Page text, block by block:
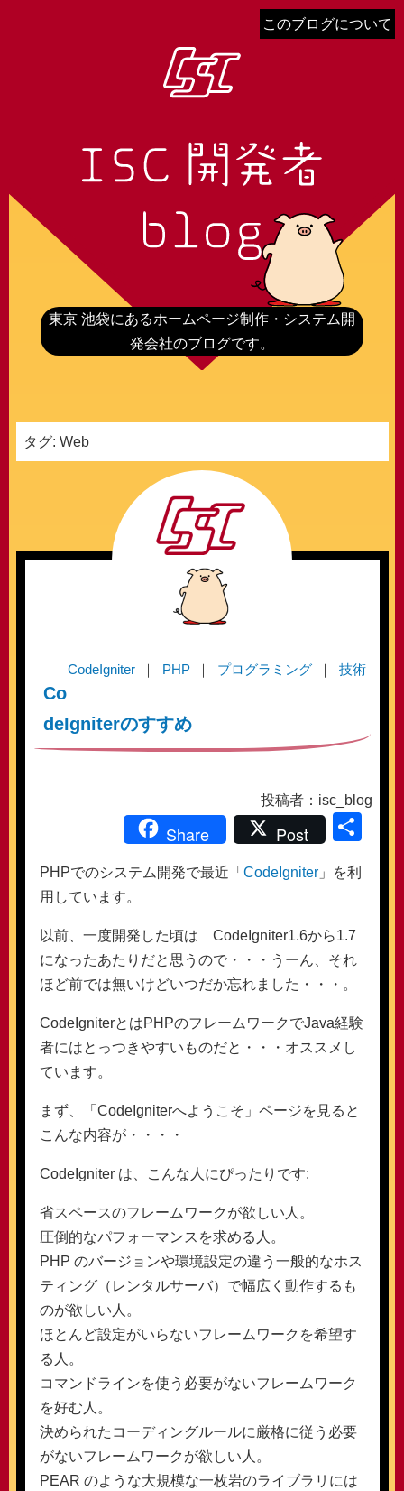
東京 池袋にあるホームページ制作・システム開
発会社のブログです。
このブログについて
タグ: Web
CodeIgniter PHP プログラミング 技術
Co
deIgniterのすすめ
投稿者：isc_blog
Share Post
PHPでのシステム開発で最近「 CodeIgniter」を利
用しています。
以前、一度開発した頃は CodeIgniter1.6から1.7
になったあたりだと思うので・・・うーん、それ
ほど前では無いけどいつだか忘れました・・・。
CodeIgniterとはPHPのフレームワークでJava経験
者にはとっつきやすいものだと・・・オススメし
ています。
まず、「CodeIgniterへようこそ」ページを見ると
こんな内容が・・・・
CodeIgniter は、こんな人にぴったりです:
省スペースのフレームワークが欲しい人。
圧倒的なパフォーマンスを求める人。
PHP のバージョンや環境設定の違う一般的なホス
ティング（レンタルサーバ）で幅広く動作するも
のが欲しい人。
ほとんど設定がいらないフレームワークを希望す
る人。
コマンドラインを使う必要がないフレームワーク
を好む人。
決められたコーディングルールに厳格に従う必要
がないフレームワークが欲しい人。
PEAR のような大規模な一枚岩のライブラリには